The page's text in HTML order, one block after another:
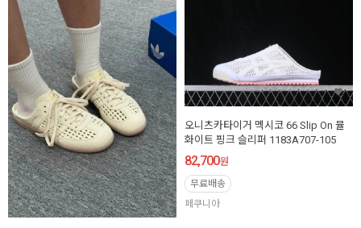
오니츠카타이거 멕시코 66 Slip On 뮬
화이트 핑크 슬리퍼 1183A707-105
82,700원
무료배송
페쿠니아